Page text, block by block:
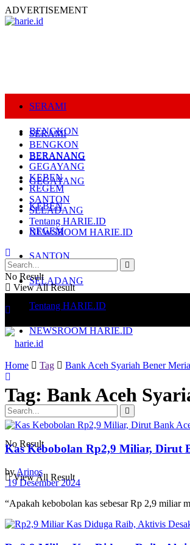
ADVERTISEMENT
SERAMI
BENGKON
BERANANG
GEGAYANG
KEBEN
REGEM
SANTON
SELADANG
Tentang HARIE.ID
NEWSROOM HARIE.ID
SERAMI
BENGKON
BERANANG
GEGAYANG
KEBEN
REGEM
SANTON
SELADANG
Tentang HARIE.ID
NEWSROOM HARIE.ID
No Result
View All Result
No Result
View All Result
Home Tag Bank Aceh Syariah Bener
Tag: Bank Aceh
Kas Kebobolan Rp2,9 Miliar, Dirut
by Arinos
19 Desember 2024
“Apakah kebobolan kas sebesar Rp 2,9 miliar